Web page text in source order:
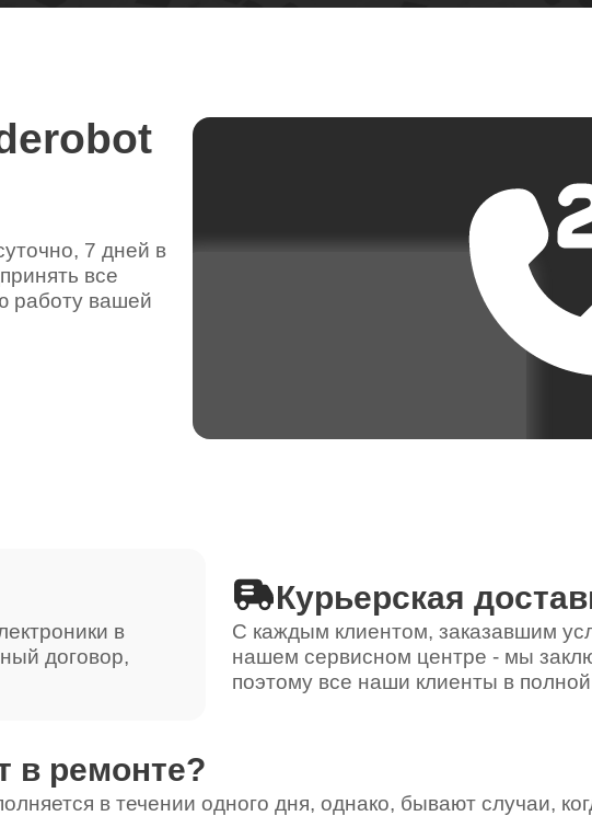
7 дней в
все
работу вашей
в
договор,
Курьерская
С каждым клиентом, заказавшим
нашем сервисном центре - мы
поэтому все наши клиенты в
в ремонте?
в течении одного дня, однако, бывают случаи,